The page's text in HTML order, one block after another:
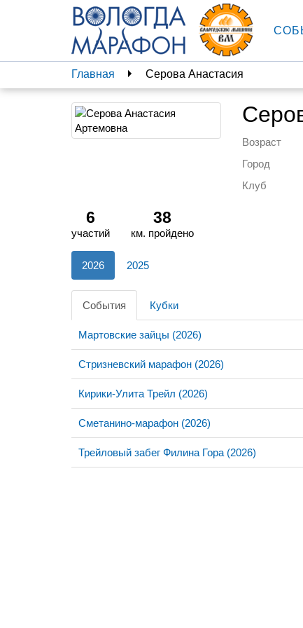
Главная Серова Анастасия
Возраст
Город
Клуб
6
участий
38
км. пройдено
2026 2025
События Кубки
Мартовские зайцы (2026)
Стризневский марафон (2026)
Кирики-Улита Трейл (2026)
Сметанино-марафон (2026)
Трейловый забег Филина Гора (2026)